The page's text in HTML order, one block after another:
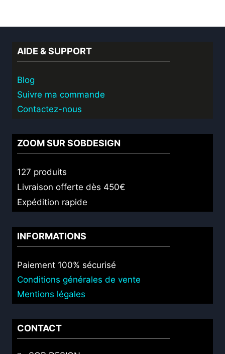
AIDE & SUPPORT
Blog
Suivre ma commande
Contactez-nous
ZOOM SUR SOBDESIGN
127 produits
Livraison offerte dès 450€
Expédition rapide
INFORMATIONS
Paiement 100% sécurisé
Conditions générales de vente
Mentions légales
CONTACT